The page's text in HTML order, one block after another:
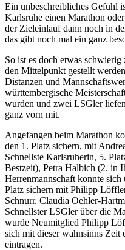
Ein unbeschreibliches Gefühl
Karlsruhe einen Marathon
der Zieleinlauf dann noch in
das gibt noch mal ein ganz
So ist es doch etwas
den Mittelpunkt gestellt
Distanzen und
württembergische
wurden und zwei LSGler
ganz vorn mit.
Angefangen beim Marathon
den 1. Platz sichern, mit
Schnellste Karlsruherin, 5.
Bestzeit), Petra Halbich (2. in
Herrenmannschaft konnte
Platz sichern mit Philipp
Schnurr. Claudia Oehler-
Schnellster LSGler über die
wurde Neumitglied Philipp
sich mit dieser wahnsinns Zeit
eintragen.